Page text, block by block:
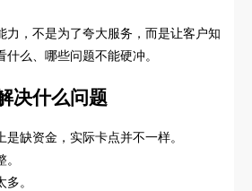
力，不是为了夸大服务，而是让客户知
么、哪些问题不能硬冲。
决什么问题
缺资金，实际卡点并不一样。
。